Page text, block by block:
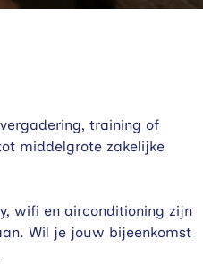
training of
middelgrote zakelijke
wifi en airconditioning zijn
Wil je jouw bijeenkomst